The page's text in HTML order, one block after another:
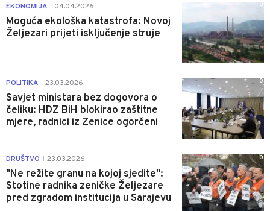
EKONOMIJA 04.04.2026.
Moguća ekološka katastrofa: Novoj
Željezari prijeti isključenje struje
0
POLITIKA 23.03.2026.
Savjet ministara bez dogovora o
čeliku: HDZ BiH blokirao zaštitne
mjere, radnici iz Zenice ogorčeni
0
DRUŠTVO 23.03.2026.
"Ne režite granu na kojoj sjedite":
Stotine radnika zeničke Željezare
pred zgradom institucija u Sarajevu
0